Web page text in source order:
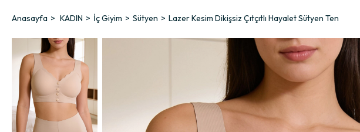
Anasayfa KADIN İç Giyim Sütyen Lazer Kesim Dikişsiz Çıtçıtlı Hayalet Sütyen Ten